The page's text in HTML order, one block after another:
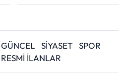
GÜNCEL SİYASET
SPOR
RESMİ İLANLAR